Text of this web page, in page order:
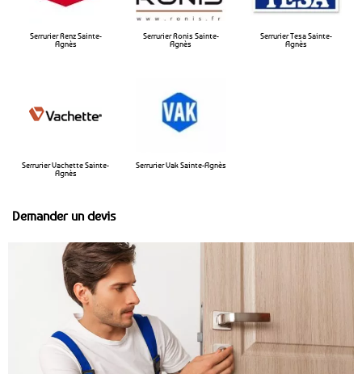
Serrurier Renz Sainte-
Agnès
Serrurier Ronis Sainte-
Agnès
Serrurier Tesa Sainte-
Agnès
Serrurier Vachette Sainte-
Agnès
Serrurier Vak Sainte-Agnès
Demander un devis